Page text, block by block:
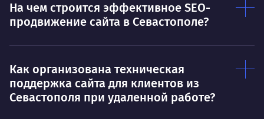
На чем строится эффективное SEO-
продвижение сайта в Севастополе?
Как организована техническая
поддержка сайта для клиентов из
Севастополя при удаленной работе?